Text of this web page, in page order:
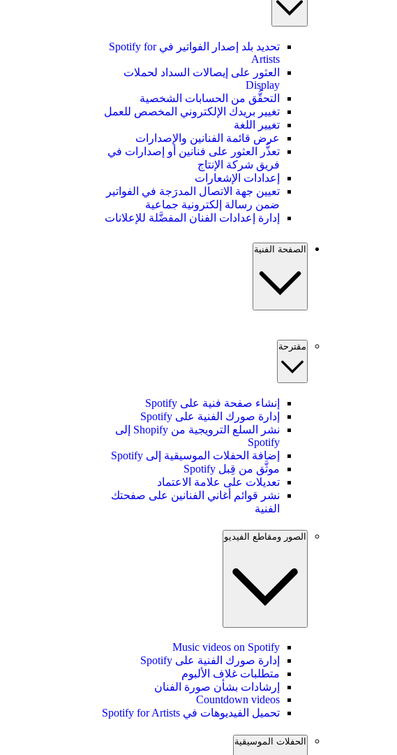
تحديد بلد إصدار الفواتير في Spotify for
Artists
العثور على إيصالات السداد لحملات
Display
التحقُّق من الحسابات الشخصية
تغيير بريدك الإلكتروني المخصص للعمل
تغيير اللغة
عرض قائمة الفنانين والإصدارات
تعذُّر العثور على فنانين أو إصدارات في
فريق شركة الإنتاج
إعدادات الإشعارات
تعيين جهة الاتصال المدرَجة في الفواتير
ضمن رسالة إلكترونية جماعية
إدارة إعدادات الفنان المفضَّلة للإعلانات
الصفحة الفنية
مقترحة
إنشاء صفحة فنية على Spotify
إدارة صورك الفنية على Spotify
نشر السلع الترويجية من Shopify إلى
Spotify
إضافة الحفلات الموسيقية إلى Spotify
موثَّق من قِبل Spotify
تعديلات على علامة الاعتماد
نشر قوائم أغاني الفنانين على صفحتك
الفنية
الصور ومقاطع الفيديو
Music videos on Spotify
إدارة صورك الفنية على Spotify
متطلبات غلاف الألبوم
إرشادات بشأن صورة الفنان
Countdown videos
تحميل الفيديوهات في Spotify for Artists
الحفلات الموسيقية